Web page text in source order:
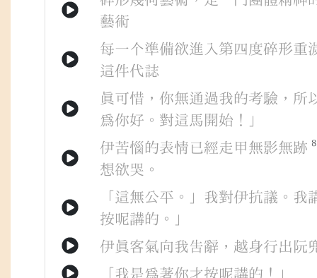
藝術
每一个準備欲進入 第四度碎形重
這件代誌
真可惜 ， 你無通過我的考驗 ， 所
為你好 。 對這馬 開始 ！」
伊苦惱的表情已經走 甲無影無跡 8
想欲哭 。
這無公平 。」 我對伊抗議 。 我
按呢講的 。」
伊真客氣向我告辭 ， 越身行出 阮
我是為著你才按呢講的 ！」